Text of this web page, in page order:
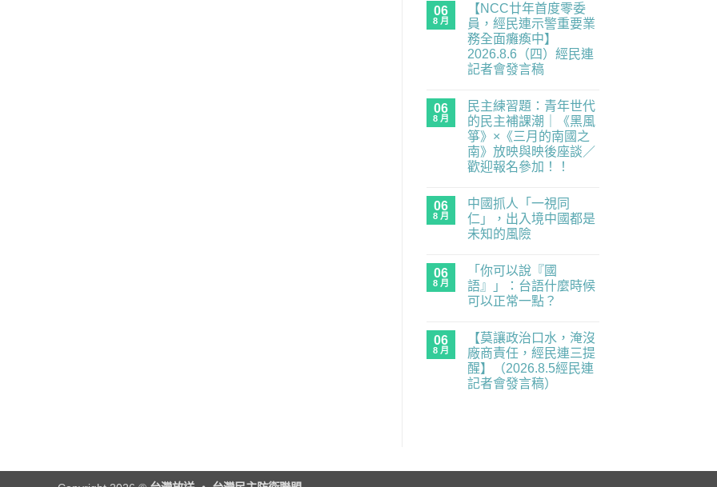
06
8 月
【NCC廿年首度零委
員，經民連示警重要業
務全面癱瘓中】
2026.8.6（四）經民連
記者會發言稿
廿
年
首
度
零
委
員，
連
示
警
重
要
面
癱
瘓
民
連
記
者
會
留
言
06
8 月
民主練習題：青年世代
的民主補課潮｜《黑風
箏》×《三月的南國之
南》放映與映後座談／
歡迎報名參加！！
主
練
習
題：
的
民
主
｜
《黑
風
箏》
×《三
映
留
言
06
8 月
中國抓人「一視同
仁」，出入境中國都是
未知的風險
抓
人
「一
仁」，
入
境
中
國
言
06
8 月
「你可以說『國
語』」：台語什麼時候
可以正常一點？
以
說
『國
語』」：
台
正
言
06
8 月
【莫讓政治口水，淹沒
廠商責任，經民連三提
醒】（2026.8.5經民連
記者會發言稿）
淹